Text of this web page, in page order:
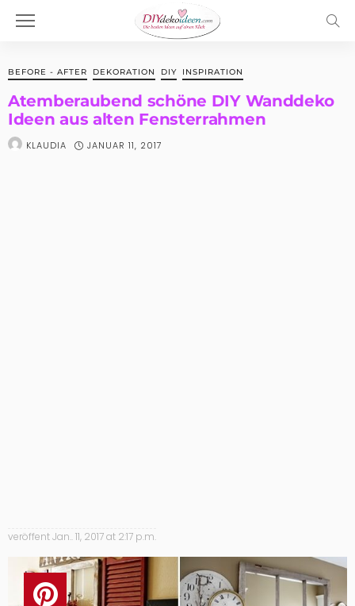
BEFORE - AFTER DEKORATION DIY INSPIRATION
Atemberaubend schöne DIY Wanddeko
Ideen aus alten Fensterrahmen
KLAUDIA JANUAR 11, 2017
veröffentJan.. 11, 2017 at 2:17 p.m.